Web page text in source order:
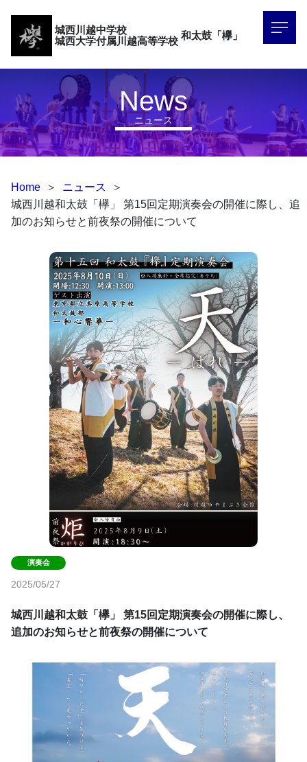
城西川越中学校
城西大学付属川越高等学校 和太鼓「欅」
ニュース
News
Home ＞ ニュース
＞
城西川越和太鼓「欅」 第15回定期演奏会の開催に際し、追
加のお知らせと前夜祭の開催について
2025/05/27
城西川越和太鼓「欅」 第15回定期演奏会の開催に際し、
追加のお知らせと前夜祭の開催について